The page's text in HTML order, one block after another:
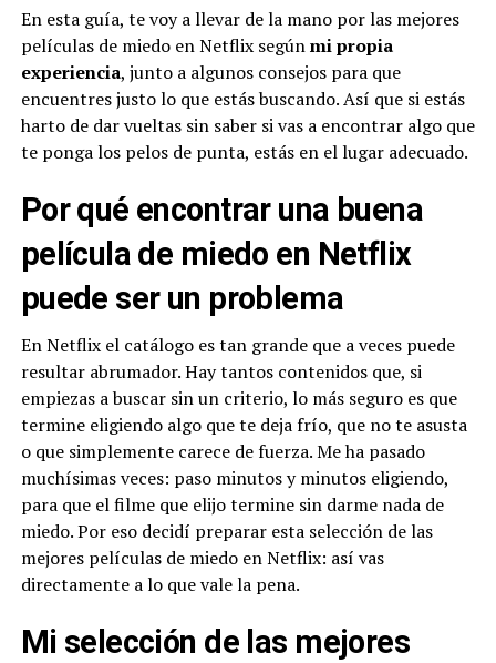
En esta guía, te voy a llevar de la mano por las mejores
películas de miedo en Netflix segúnmi propia
experiencia, junto a algunos consejos para que
encuentres justo lo que estás buscando. Así que si estás
harto de dar vueltas sin saber si vas a encontrar algo que
te ponga los pelos de punta, estás en el lugar adecuado.
Por qué encontrar una buena
película de miedo en Netflix
puede ser un problema
En Netflix el catálogo es tan grande que a veces puede
resultar abrumador. Hay tantos contenidos que, si
empiezas a buscar sin un criterio, lo más seguro es que
termine eligiendo algo que te deja frío, que no te asusta
o que simplemente carece de fuerza. Me ha pasado
muchísimas veces: paso minutos y minutos eligiendo,
para que el filme que elijo termine sin darme nada de
miedo. Por eso decidí preparar esta selección de las
mejores películas de miedo en Netflix: así vas
directamente a lo que vale la pena.
Mi selección de las mejores